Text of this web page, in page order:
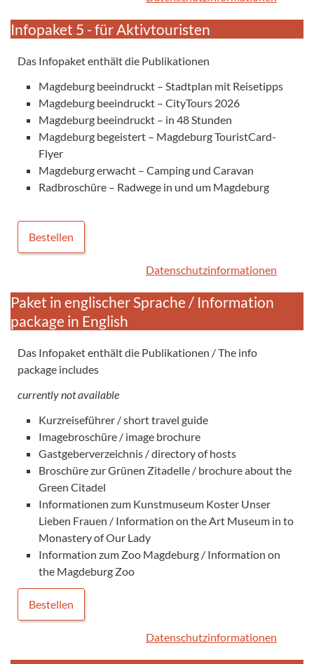
Infopaket 5 - für Aktivtouristen
Das Infopaket enthält die Publikationen
Magdeburg beeindruckt – Stadtplan mit Reisetipps
Magdeburg beeindruckt – CityTours 2026
Magdeburg beeindruckt – in 48 Stunden
Magdeburg begeistert – Magdeburg TouristCard-
Flyer
Magdeburg erwacht – Camping und Caravan
Radbroschüre – Radwege in und um Magdeburg
Bestellen
Datenschutzinformationen
Paket in englischer Sprache / Information
package in English
Das Infopaket enthält die Publikationen / The info
package includes
currently not available
Kurzreiseführer / short travel guide
Imagebroschüre / image brochure
Gastgeberverzeichnis / directory of hosts
Broschüre zur Grünen Zitadelle / brochure about the
Green Citadel
Informationen zum Kunstmuseum Koster Unser
Lieben Frauen / Information on the Art Museum in to
Monastery of Our Lady
Information zum Zoo Magdeburg / Information on
the Magdeburg Zoo
Bestellen
Datenschutzinformationen